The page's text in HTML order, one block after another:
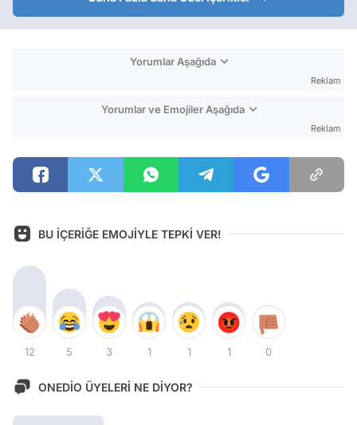
Yorumlar Aşağıda
Reklam
Yorumlar ve Emojiler Aşağıda
Reklam
BU İÇERİĞE EMOJİYLE TEPKİ VER!
12 5 3 1 1 1 0
ONEDİO ÜYELERİ NE DİYOR?